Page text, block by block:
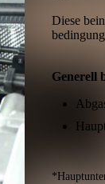
Diese
Generell